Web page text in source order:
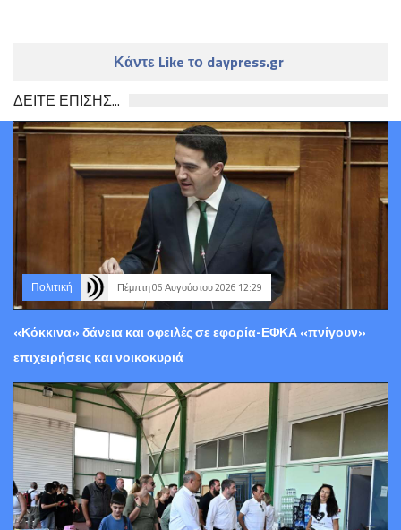
Κάντε Like το daypress.gr
ΔΕΙΤΕ ΕΠΙΣΗΣ...
Πολιτική Πέμπτη 06 Αυγούστου 2026 12:29
«Κόκκινα» δάνεια και οφειλές σε εφορία-ΕΦΚΑ «πνίγουν»
επιχειρήσεις και νοικοκυριά